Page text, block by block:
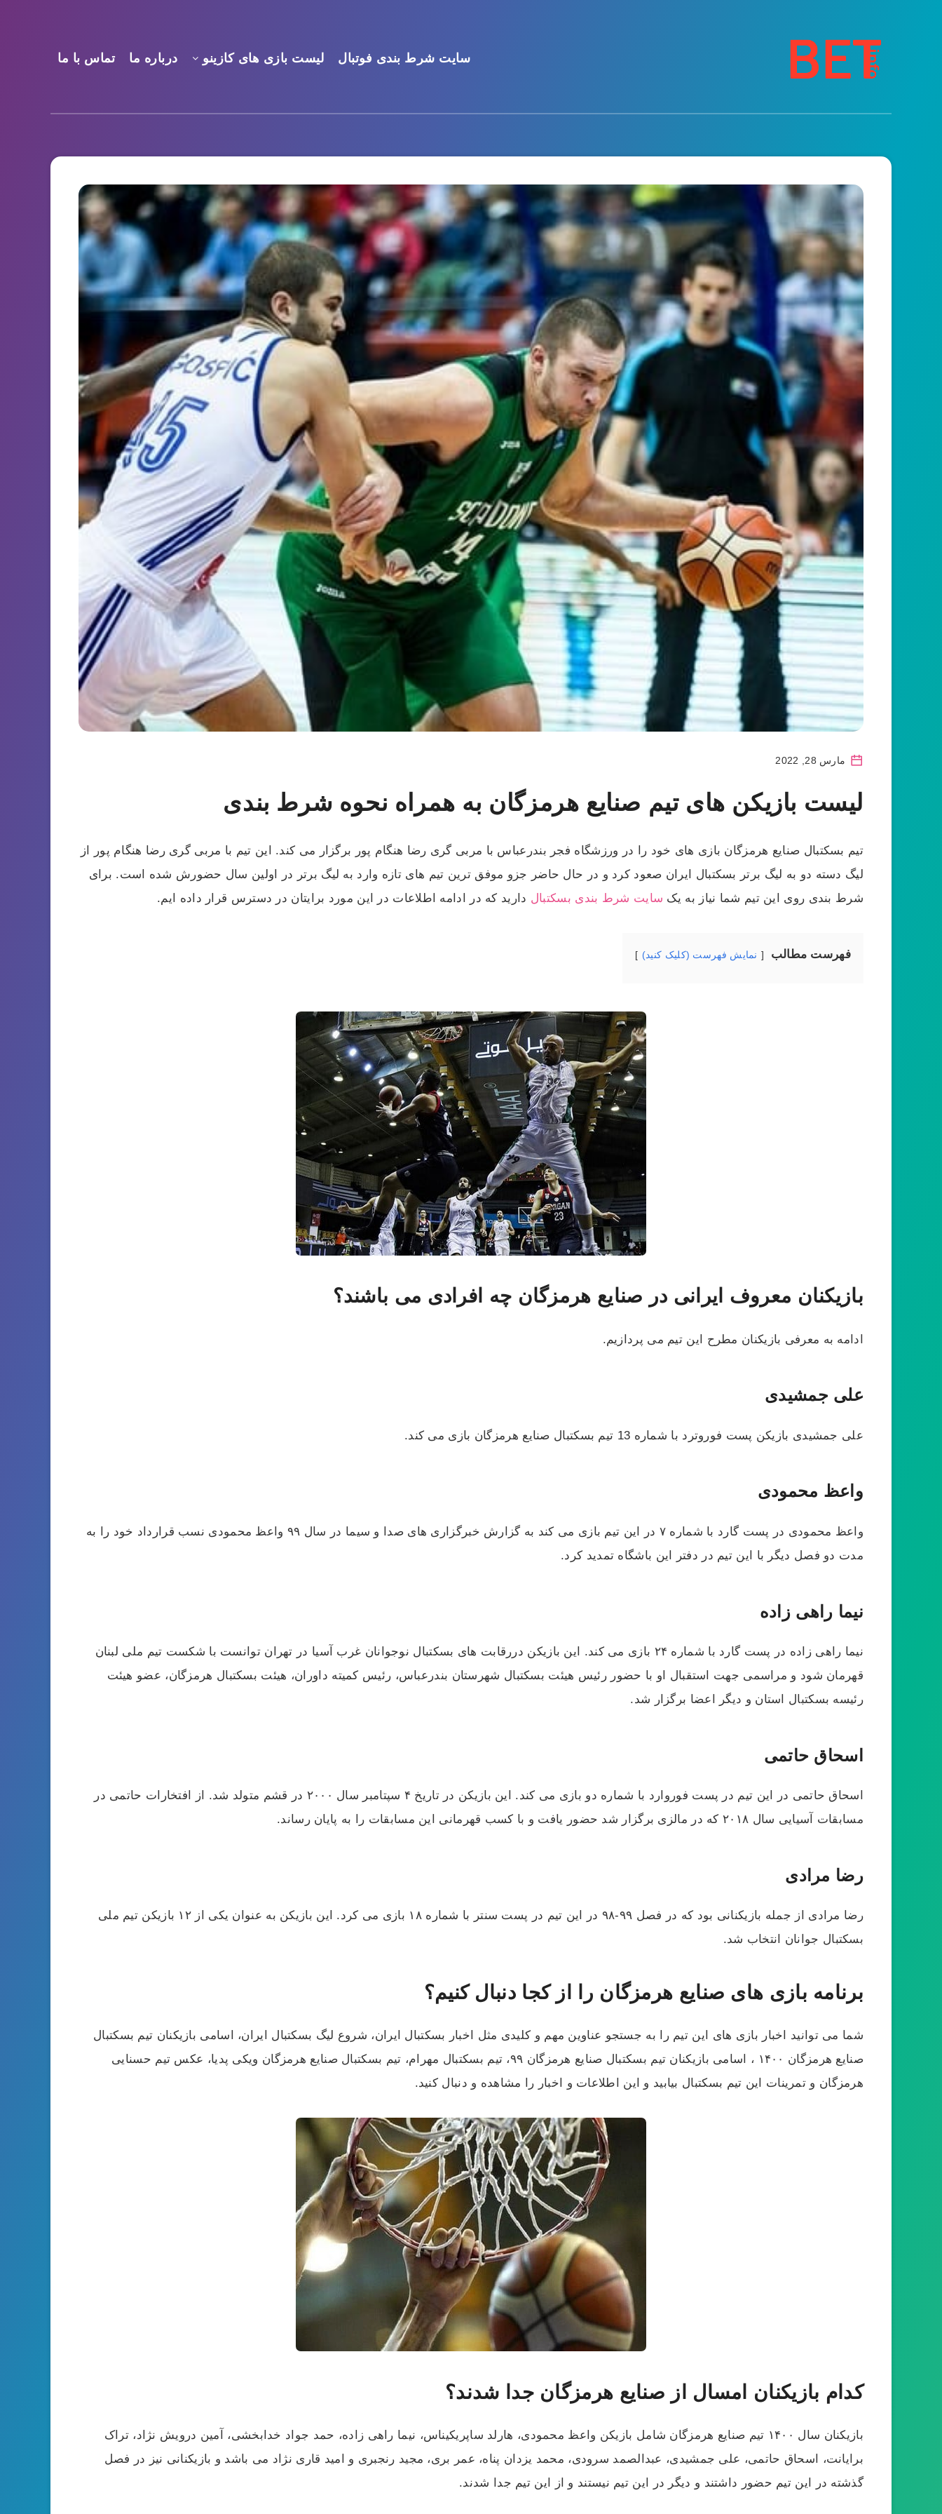
سایت شرط بندی فوتبال لیست بازی های کازینو درباره ما تماس با ما
مارس 28, 2022
لیست بازیکن های تیم صنایع هرمزگان به همراه نحوه شرط بندی
تیم بسکتبال صنایع هرمزگان بازی های خود را در ورزشگاه فجر بندرعباس با مربی گری رضا هنگام پور برگزار می ‌کند. این تیم با مربی گری رضا هنگام پور از
لیگ دسته دو به لیگ برتر بسکتبال ایران صعود کرد و در حال حاضر جزو موفق ‌ترین تیم های تازه وارد به لیگ برتر در اولین سال حضورش شده است. برای
شرط بندی روی این تیم شما نیاز به یک سایت شرط بندی بسکتبال دارید که در ادامه اطلاعات در این مورد برایتان در دسترس قرار داده ایم.
فهرست مطالب نمایش فهرست (کلیک کنید)
بازیکنان معروف ایرانی در صنایع هرمزگان چه افرادی می باشند؟
ادامه به معرفی بازیکنان مطرح این تیم می‌ پردازیم.
علی جمشیدی
علی جمشیدی بازیکن پست فوروترد با شماره 13 تیم بسکتبال صنایع هرمزگان بازی می کند.
واعظ محمودی
واعظ محمودی در پست گارد با شماره ۷ در این تیم بازی می کند به گزارش خبرگزاری های صدا و سیما در سال ۹۹ واعظ محمودی نسب قرارداد خود را به
مدت دو فصل دیگر با این تیم در دفتر این باشگاه تمدید کرد.
نیما راهی زاده
نیما راهی زاده در پست گارد با شماره ۲۴ بازی می کند. این بازیکن دررقابت‌ های بسکتبال نوجوانان غرب آسیا در تهران توانست با شکست تیم ملی لبنان
قهرمان شود و مراسمی جهت استقبال او با حضور رئیس هیئت بسکتبال شهرستان بندرعباس، رئیس کمیته داوران، هیئت بسکتبال هرمزگان، عضو هیئت
رئیسه بسکتبال استان و دیگر اعضا برگزار شد.
اسحاق حاتمی
اسحاق حاتمی در این تیم در پست فوروارد با شماره دو بازی می کند. این بازیکن در تاریخ ۴ سپتامبر سال ۲۰۰۰ در قشم متولد شد. از افتخارات حاتمی در
مسابقات آسیایی سال ۲۰۱۸ که در مالزی برگزار شد حضور یافت و با کسب قهرمانی این مسابقات را به پایان رساند.
رضا مرادی
رضا مرادی از جمله بازیکنانی بود که در فصل ۹۹-۹۸ در این تیم در پست سنتر با شماره ۱۸ بازی می ‌کرد. این بازیکن به عنوان یکی از ۱۲ بازیکن تیم‌ ملی
بسکتبال جوانان انتخاب شد.
برنامه بازی های صنایع هرمزگان را از کجا دنبال کنیم؟
شما می توانید اخبار بازی های این تیم را به جستجو عناوین مهم و کلیدی مثل اخبار بسکتبال ایران، شروع لیگ بسکتبال ایران، اسامی بازیکنان تیم بسکتبال
صنایع هرمزگان ۱۴۰۰ ، اسامی بازیکنان تیم بسکتبال صنایع هرمزگان ۹۹، تیم بسکتبال مهرام، تیم بسکتبال صنایع هرمزگان ویکی پدیا، عکس تیم حسنایی
هرمزگان و تمرینات این تیم بسکتبال بیابید و این اطلاعات و اخبار را مشاهده و دنبال کنید.
کدام بازیکنان امسال از صنایع هرمزگان جدا شدند؟
بازیکنان سال ۱۴۰۰ تیم صنایع هرمزگان شامل بازیکن واعظ محمودی، هارلد ساپریکیناس، نیما راهی زاده، حمد جواد خدابخشی، آمین درویش نژاد، تراک
برایانت، اسحاق حاتمی، علی جمشیدی، عبدالصمد سرودی، محمد یزدان پناه، عمر بری، مجید رنجبری و امید قاری نژاد می باشد و بازیکنانی نیز در فصل
گذشته در این تیم حضور داشتند و دیگر در این تیم نیستند و از این تیم جدا شدند.